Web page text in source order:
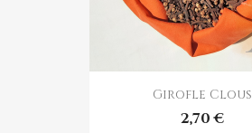
Girofle Clous
2,70 €